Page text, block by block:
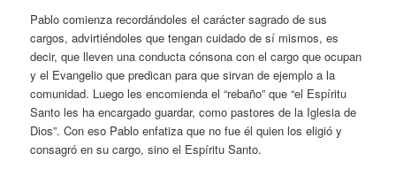
Pablo comienza recordándoles el carácter sagrado de sus
cargos, advirtiéndoles que tengan cuidado de sí mismos, es
decir, que lleven una conducta cónsona con el cargo que ocupan
y el Evangelio que predican para que sirvan de ejemplo a la
comunidad. Luego les encomienda el “rebaño” que “el Espíritu
Santo les ha encargado guardar, como pastores de la Iglesia de
Dios”. Con eso Pablo enfatiza que no fue él quien los eligió y
consagró en su cargo, sino el Espíritu Santo.